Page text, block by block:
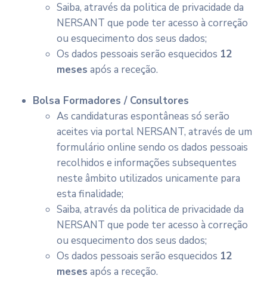
Saiba, através da politica de privacidade da
NERSANT que pode ter acesso à correção
ou esquecimento dos seus dados;
Os dados pessoais serão esquecidos 12
meses após a receção.
Bolsa Formadores / Consultores
As candidaturas espontâneas só serão
aceites via portal NERSANT, através de um
formulário online sendo os dados pessoais
recolhidos e informações subsequentes
neste âmbito utilizados unicamente para
esta finalidade;
Saiba, através da politica de privacidade da
NERSANT que pode ter acesso à correção
ou esquecimento dos seus dados;
Os dados pessoais serão esquecidos 12
meses após a receção.